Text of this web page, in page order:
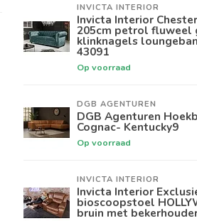
INVICTA INTERIOR
Invicta Interior
205cm petrol fluweel
klinknagels
43091
Op voorraad
DGB AGENTUREN
DGB Agenturen
Cognac- Kentucky9
Op voorraad
INVICTA INTERIOR
Invicta Interior
bioscoopstoel
bruin met